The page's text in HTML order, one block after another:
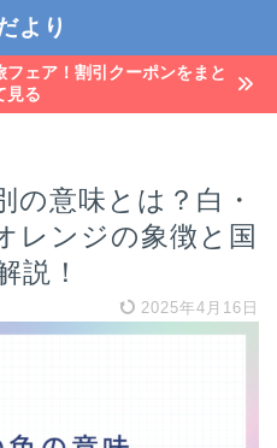
より
ェア！割引クーポンをまと
見る
の意味とは？白・
レンジの象徴と国
説！
2025年4月16日